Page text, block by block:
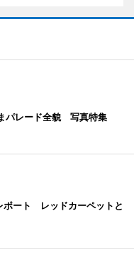
パレード全貌 写真特集
ポート レッドカーペットと